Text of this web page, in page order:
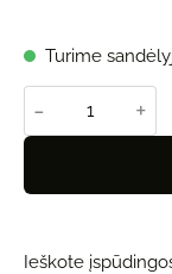
Turime
- +
Ieškote